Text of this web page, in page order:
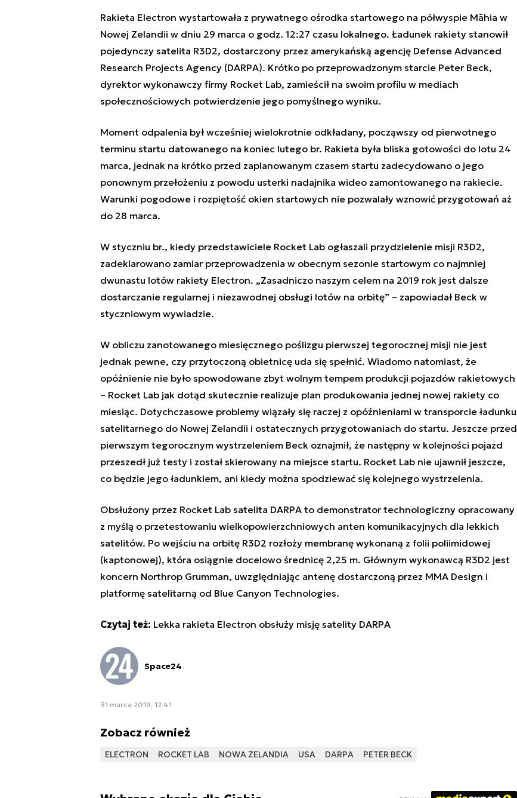
Rakieta Electron wystartowała z prywatnego ośrodka startowego na półwyspie Māhia w
Nowej Zelandii w dniu 29 marca o godz. 12:27 czasu lokalnego. Ładunek rakiety stanowił
pojedynczy satelita R3D2, dostarczony przez amerykańską agencję Defense Advanced
Research Projects Agency (DARPA). Krótko po przeprowadzonym starcie Peter Beck,
dyrektor wykonawczy firmy Rocket Lab, zamieścił na swoim profilu w mediach
społecznościowych potwierdzenie jego pomyślnego wyniku.
Moment odpalenia był wcześniej wielokrotnie odkładany, począwszy od pierwotnego
terminu startu datowanego na koniec lutego br. Rakieta była bliska gotowości do lotu 24
marca, jednak na krótko przed zaplanowanym czasem startu zadecydowano o jego
ponownym przełożeniu z powodu usterki nadajnika wideo zamontowanego na rakiecie.
Warunki pogodowe i rozpiętość okien startowych nie pozwalały wznowić przygotowań aż
do 28 marca.
W styczniu br., kiedy przedstawiciele Rocket Lab ogłaszali przydzielenie misji R3D2,
zadeklarowano zamiar przeprowadzenia w obecnym sezonie startowym co najmniej
dwunastu lotów rakiety Electron. „Zasadniczo naszym celem na 2019 rok jest dalsze
dostarczanie regularnej i niezawodnej obsługi lotów na orbitę” – zapowiadał Beck w
styczniowym wywiadzie.
W obliczu zanotowanego miesięcznego poślizgu pierwszej tegorocznej misji nie jest
jednak pewne, czy przytoczoną obietnicę uda się spełnić. Wiadomo natomiast, że
opóźnienie nie było spowodowane zbyt wolnym tempem produkcji pojazdów rakietowych
– Rocket Lab jak dotąd skutecznie realizuje plan produkowania jednej nowej rakiety co
miesiąc. Dotychczasowe problemy wiązały się raczej z opóźnieniami w transporcie ładunku
satelitarnego do Nowej Zelandii i ostatecznych przygotowaniach do startu. Jeszcze przed
pierwszym tegorocznym wystrzeleniem Beck oznajmił, że następny w kolejności pojazd
przeszedł już testy i został skierowany na miejsce startu. Rocket Lab nie ujawnił jeszcze,
co będzie jego ładunkiem, ani kiedy można spodziewać się kolejnego wystrzelenia.
Obsłużony przez Rocket Lab satelita DARPA to demonstrator technologiczny opracowany
z myślą o przetestowaniu wielkopowierzchniowych anten komunikacyjnych dla lekkich
satelitów. Po wejściu na orbitę R3D2 rozłoży membranę wykonaną z folii poliimidowej
(kaptonowej), która osiągnie docelowo średnicę 2,25 m. Głównym wykonawcą R3D2 jest
koncern Northrop Grumman, uwzględniając antenę dostarczoną przez MMA Design i
platformę satelitarną od Blue Canyon Technologies.
Czytaj też: Lekka rakieta Electron obsłuży misję satelity DARPA
Space24
31 marca 2019, 12:41
Zobacz również
ELECTRON ROCKET LAB NOWA ZELANDIA USA DARPA PETER BECK